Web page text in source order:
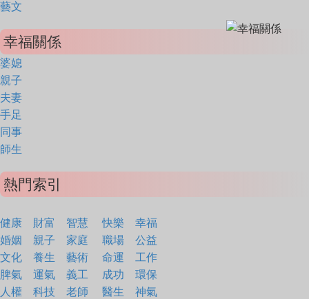
藝文
幸福關係
婆媳
親子
夫妻
手足
同事
師生
熱門索引
健康 財富 智慧 快樂
幸福
婚姻
親子 家庭 職場
公益
文化
養生 藝術 命運
工作
脾氣
運氣 義工 成功
環保
人權
科技 老師 醫生 神氣